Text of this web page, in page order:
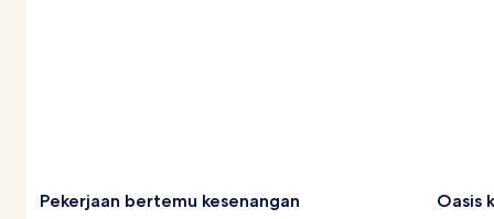
Pekerjaan bertemu kesenangan Oasis